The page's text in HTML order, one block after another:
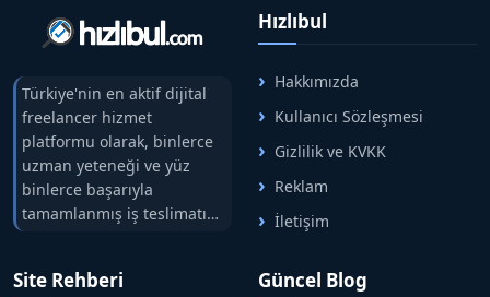
Türkiye'nin en aktif dijital
freelancer hizmet
platformu olarak, binlerce
uzman yeteneği ve yüz
binlerce başarıyla
tamamlanmış iş teslimatını
tek çatıda buluşturuyoruz.
arasındaki süreci risksiz
Hızlıbul
Hakkımızda
Kullanıcı Sözleşmesi
Gizlilik ve KVKK
Reklam
İletişim
Site Rehberi Güncel Blog